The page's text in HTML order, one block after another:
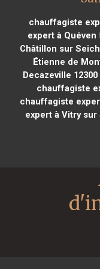
chauffagiste
expert à Quéven
Châtillon sur
Étienne de
Decazeville 12300
chauffagiste
chauffagiste
expert à Vitry sur